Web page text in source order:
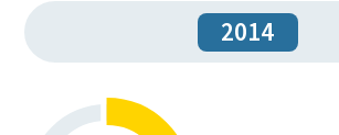
2014